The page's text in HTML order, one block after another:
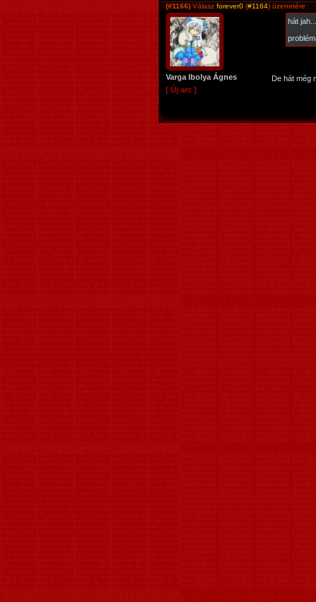
(#1166) Válasz forever0 (#1164) üzenetére
Varga Ibolya Ágnes
[ Új arc ]
hát
De hát még